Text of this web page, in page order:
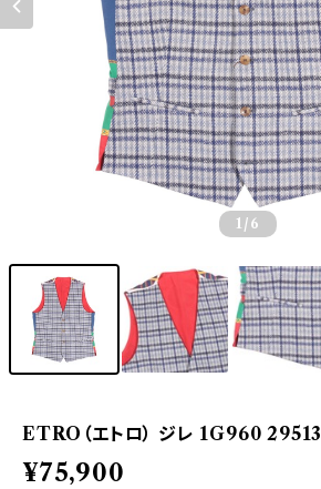
1 /6
ETRO（エトロ） ジレ 1G960 29513
¥75,900